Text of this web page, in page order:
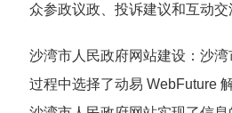
众参政议政、投诉建议和互动交
沙湾市人民政府网站建设 ：沙
过程中选择了动易 WebFuture